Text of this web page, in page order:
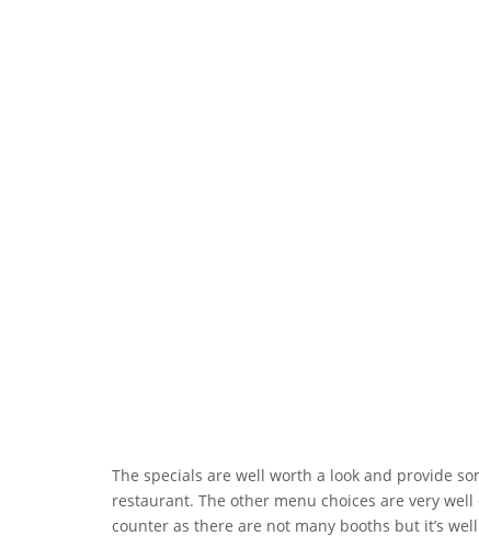
The specials are well worth a look and provide
restaurant. The other menu choices are very
counter as there are not many booths but it’s